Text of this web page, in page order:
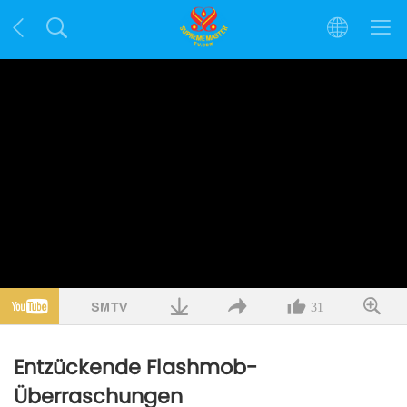
31
Entzückende Flashmob-
Überraschungen